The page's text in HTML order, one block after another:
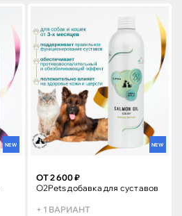
NEW NEW
ОТ 2 600 ₽
O2Pets добавка для суставов
+ 1 ВАРИАНТ